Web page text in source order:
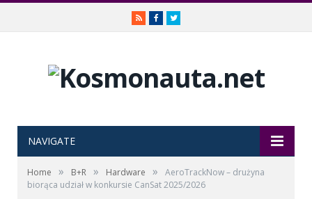
RSSFacebookTwitter
NAVIGATE
Home » B+R » Hardware »
AeroTrackNow – drużyna
biorąca udział w konkursie CanSat 2025/2026